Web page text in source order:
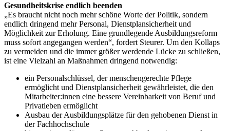
Gesundheitskrise endlich beenden
„Es braucht nicht noch mehr schöne Worte der Politik, sondern
endlich dringend mehr Personal, Dienstplansicherheit und
Möglichkeit zur Erholung. Eine grundlegende Ausbildungsreform
muss sofort angegangen werden“, fordert Steurer. Um den Kollaps
zu vermeiden und die immer größer werdende Lücke zu schließen,
ist eine Vielzahl an Maßnahmen dringend notwendig:
ein Personalschlüssel, der menschengerechte Pflege
ermöglicht und Dienstplansicherheit gewährleistet, die den
Mitarbeiter:innen eine bessere Vereinbarkeit von Beruf und
Privatleben ermöglicht
Ausbau der Ausbildungsplätze für den gehobenen Dienst in
der Fachhochschule